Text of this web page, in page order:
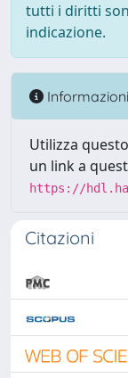
tutti i diritti
indicazione.
Informazioni
Utilizza
un link a
https://
Citazioni